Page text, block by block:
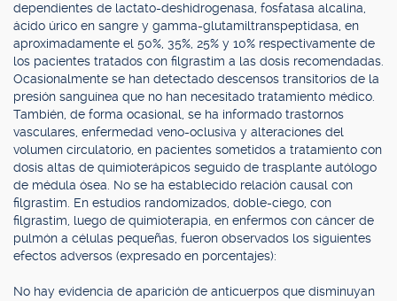
dependientes de lactato-deshidrogenasa, fosfatasa alcalina,
ácido úrico en sangre y gamma-glutamiltranspeptidasa, en
aproximadamente el 50%, 35%, 25% y 10% respectivamente de
los pacientes tratados con filgrastim a las dosis recomendadas.
Ocasionalmente se han detectado descensos transitorios de la
presión sanguínea que no han necesitado tratamiento médico.
También, de forma ocasional, se ha informado trastornos
vasculares, enfermedad veno-oclusiva y alteraciones del
volumen circulatorio, en pacientes sometidos a tratamiento con
dosis altas de quimioterápicos seguido de trasplante autólogo
de médula ósea. No se ha establecido relación causal con
filgrastim. En estudios randomizados, doble-ciego, con
filgrastim, luego de quimioterapia, en enfermos con cáncer de
pulmón a células pequeñas, fueron observados los siguientes
efectos adversos (expresado en porcentajes):
No hay evidencia de aparición de anticuerpos que disminuyan